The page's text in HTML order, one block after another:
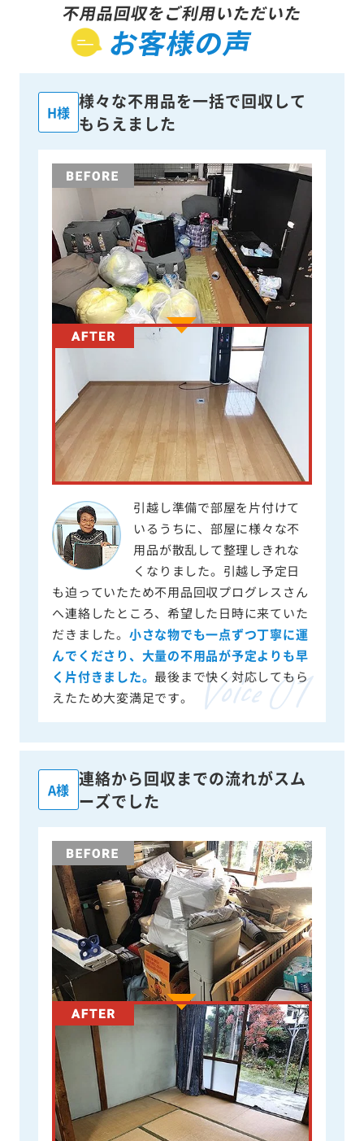
不用品回収をご利用いただいた
お客様の声
H様
様々な不用品を一括で回収して
もらえました
引越し準備で部屋を片付けて
いるうちに、部屋に様々な不
用品が散乱して整理しきれな
くなりました。引越し予定日
も迫っていたため不用品回収プログレスさん
へ連絡したところ、希望した日時に来ていた
だきました。 小さな物でも一点ずつ丁寧に運
んでくださり、大量の不用品が予定よりも早
く片付きました。 最後まで快く対応してもら
えたため大変満足です。
A様
連絡から回収までの流れがスム
ーズでした